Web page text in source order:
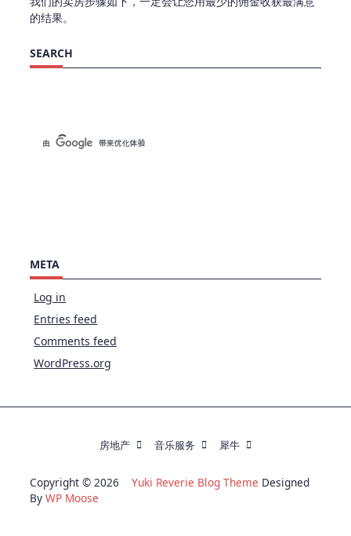
的结果。
SEARCH
META
Log in
Entries feed
Comments feed
WordPress.org
房地产 音乐服务 犀牛
Copyright © 2026 Yuki Reverie Blog Theme Designed
By WP Moose